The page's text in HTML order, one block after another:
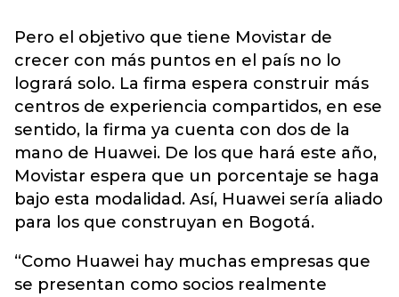
Pero el objetivo que tiene Movistar de
crecer con más puntos en el país no lo
logrará solo. La firma espera construir más
centros de experiencia compartidos, en ese
sentido, la firma ya cuenta con dos de la
mano de Huawei. De los que hará este año,
Movistar espera que un porcentaje se haga
bajo esta modalidad. Así, Huawei sería aliado
para los que construyan en Bogotá.
“Como Huawei hay muchas empresas que
se presentan como socios realmente